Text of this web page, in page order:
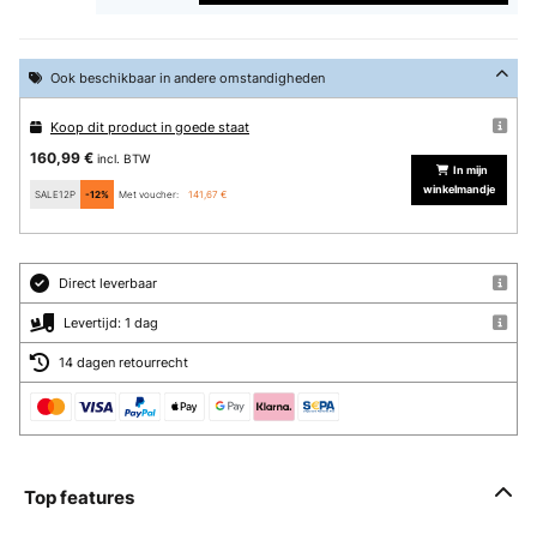
Ook beschikbaar in andere omstandigheden
Koop dit product in goede staat
160,99 € incl. BTW
SALE12P -12% Met voucher: 141,67 €
In mijn
winkelmandje
Direct leverbaar
Levertijd: 1 dag
14 dagen retourrecht
Top features